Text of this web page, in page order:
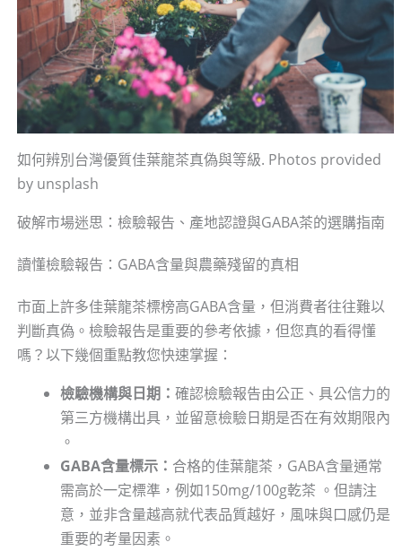
如何辨別台灣優質佳葉龍茶真偽與等級. Photos provided
by unsplash
破解市場迷思：檢驗報告、產地認證與GABA茶的選購指南
讀懂檢驗報告：GABA含量與農藥殘留的真相
市面上許多佳葉龍茶標榜高GABA含量，但消費者往往難以
判斷真偽。檢驗報告是重要的參考依據，但您真的看得懂
嗎？以下幾個重點教您快速掌握：
檢驗機構與日期： 確認檢驗報告由公正、具公信力的
第三方機構出具，並留意檢驗日期是否在有效期限內
。
GABA含量標示： 合格的佳葉龍茶，GABA含量通常
需高於一定標準，例如150mg/100g乾茶 。但請注
意，並非含量越高就代表品質越好，風味與口感仍是
重要的考量因素。